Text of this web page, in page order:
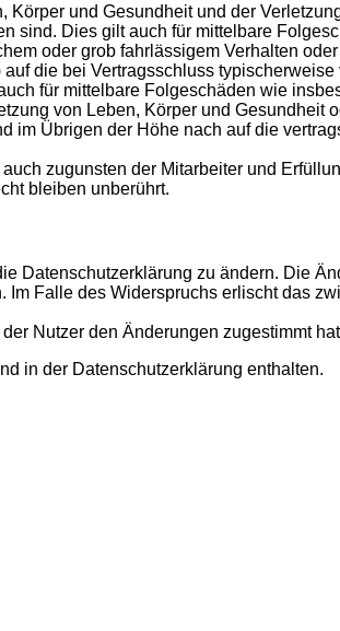
Körper und Gesundheit und der
sind. Dies gilt auch für mittelbare
oder grob fahrlässigem Verhalten
die bei Vertragsschluss
für mittelbare Folgeschäden wie
von Leben, Körper und
im Übrigen der Höhe nach auf die
zugunsten der Mitarbeiter und
bleiben unberührt.
Datenschutzerklärung zu ändern. Die
Falle des Widerspruchs erlischt das
Nutzer den Änderungen zugestimmt
in der Datenschutzerklärung enthalten.